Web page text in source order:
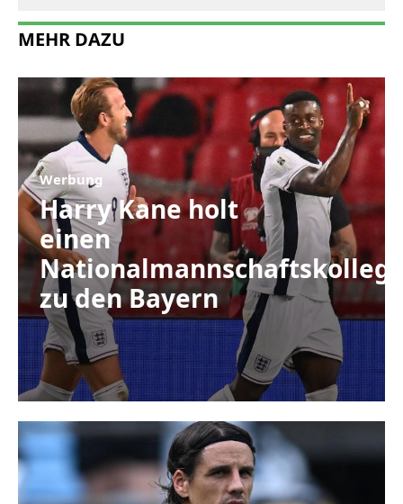
MEHR DAZU
Werbung
Harry Kane holt
einen
zu den Bayern